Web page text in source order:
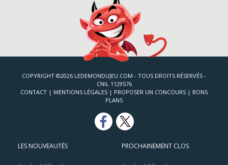
COPYRIGHT ©2026 LEDEMONDUJEU.COM - TOUS DROITS RÉSERVÉS -
CNIL 1129576
CONTACT | MENTIONS LÉGALES | PROPOSER UN CONCOURS | BONS
PLANS
LES NOUVEAUTÉS PROCHAINEMENT CLOS